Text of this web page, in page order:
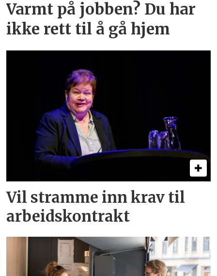
Varmt på jobben? Du har
ikke rett til å gå hjem
Vil stramme inn krav til
arbeids­kontrakt